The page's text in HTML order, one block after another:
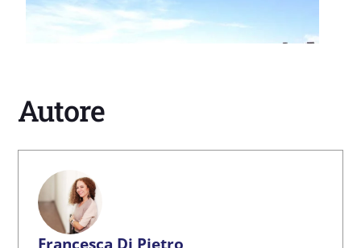
Autore
Francesca Di Pietro